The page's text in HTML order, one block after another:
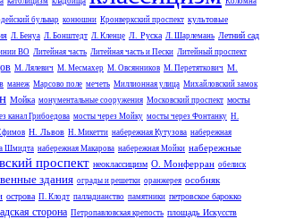
бульвар конюшни Кронверкский проспект культовые
Л. Бенуа Л. Бонштедт Л. Кленце Л. Руска Л. Шарлемань Летний сад
ВО Литейная часть Литейная часть и Пески Литейный проспект
М. Лялевич М. Месмахер М. Овсянников М. Перетяткович М.
манеж Марсово поле мечеть Миллионная улица Михайловский замок
Мойка монументальные сооружения Московский проспект мосты
канал Грибоедова мосты через Мойку мосты через Фонтанку Н.
Н. Львов Н. Микетти набережная Кутузова набережная
Шмидта набережная Макарова набережная Мойки набережные
проспект неоклассицизм О. Монферран обелиск
здания ограды и решетки оранжерея особняк
острова П. Клодт палладианство памятники петровское барокко
сторона Петропавловская крепость площадь Искусств